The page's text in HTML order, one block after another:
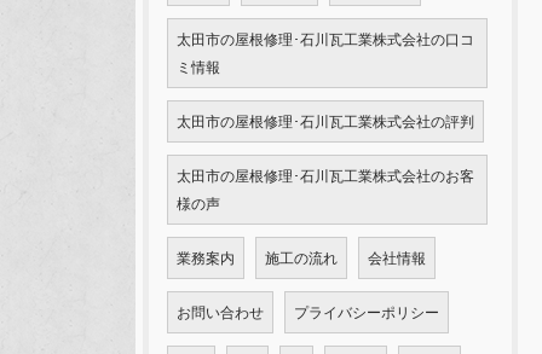
太田市の屋根修理･石川瓦工業株式会社の口コ
ミ情報
太田市の屋根修理･石川瓦工業株式会社の評判
太田市の屋根修理･石川瓦工業株式会社のお客
様の声
業務案内 施工の流れ 会社情報
お問い合わせ プライバシーポリシー